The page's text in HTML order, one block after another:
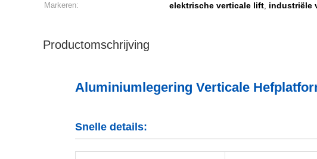
Markeren:
elektrische verticale lift, industriële
Productomschrijving
Aluminiumlegering Verticale
Snelle details: